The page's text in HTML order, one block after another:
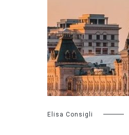
Elisa Consigli